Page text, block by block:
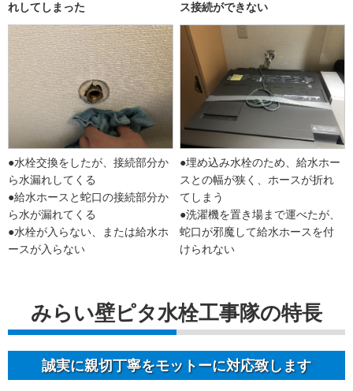
れしてしまった
●水栓交換をしたが、接続部分か
ら水漏れしてくる
●給水ホースと蛇口の接続部分か
ら水が漏れてくる
●水栓が入らない、または給水ホ
ースが入らない
ス接続ができない
●埋め込み水栓のため、給水ホー
スとの幅が狭く、ホースが折れ
てしまう
●洗濯機を置き場まで運べたが、
蛇口が邪魔して給水ホースを付
けられない
みらい壁ピタ水栓工事隊の特長
誠実に親切丁寧をモットーに対応致します